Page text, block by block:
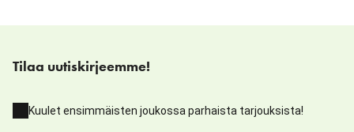
Tilaa uutiskirjeemme!
Kuulet ensimmäisten joukossa parhaista tarjouksista!